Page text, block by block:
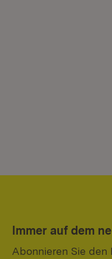
Immer auf dem
Abonnieren Sie